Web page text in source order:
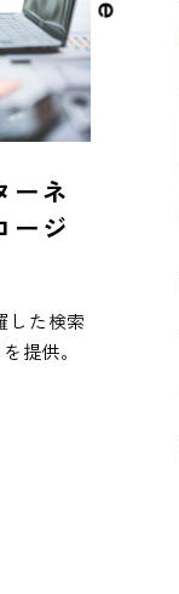
ーネ
ージ
した検索
提供。